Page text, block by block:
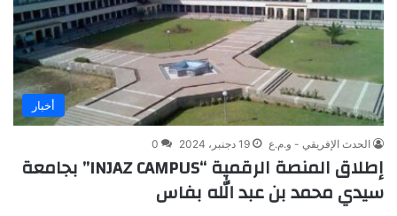
أخبار
الحدث الإفريقي - و.م.ع 19 دجنبر، 2024 0
إطلاق المنصة الرقمية “INJAZ CAMPUS” بجامعة
سيدي محمد بن عبد الله بفاس